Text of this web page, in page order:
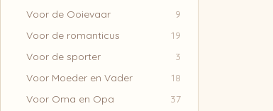
Voor de Ooievaar
9
Voor de romanticus
19
Voor de sporter
3
Voor Moeder en Vader
18
Voor Oma en Opa
37